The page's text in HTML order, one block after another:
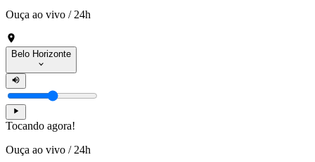
Ouça ao vivo / 24h
Belo Horizonte
Tocando agora!
Ouça ao vivo / 24h